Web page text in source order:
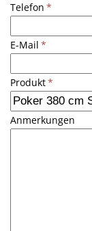
Telefon *
E-Mail *
Produkt*
Anmerkungen